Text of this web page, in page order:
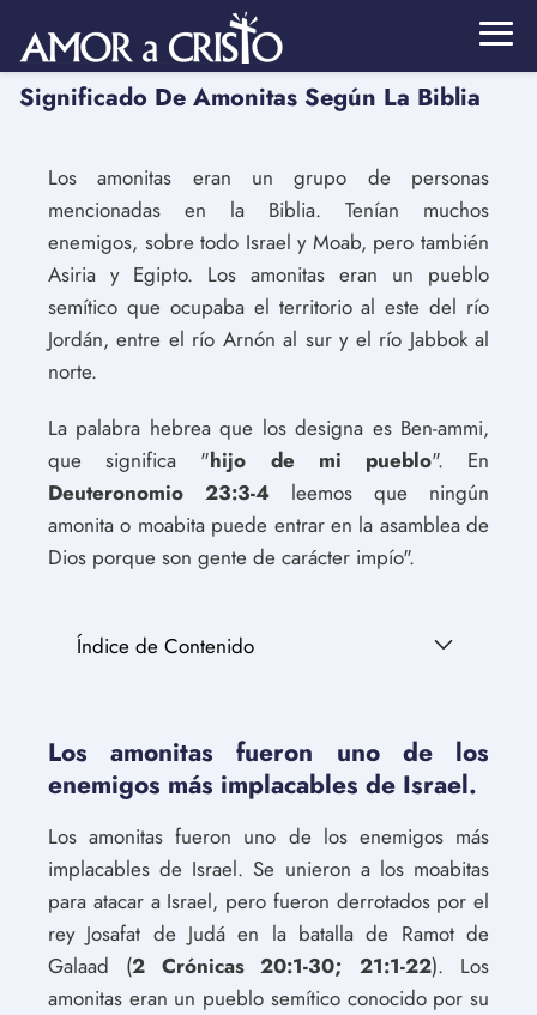
Significado De Amonitas Según La Biblia
Los amonitas eran un grupo de personas
mencionadas en la Biblia. Tenían muchos
enemigos, sobre todo Israel y Moab, pero también
Asiria y Egipto. Los amonitas eran un pueblo
semítico que ocupaba el territorio al este del río
Jordán, entre el río Arnón al sur y el río Jabbok al
norte.
La palabra hebrea que los designa es Ben-ammi,
que significa "hijo de mi pueblo". En
Deuteronomio 23:3-4 leemos que ningún
amonita o moabita puede entrar en la asamblea de
Dios porque son gente de carácter impío".
Índice de Contenido
Los amonitas fueron uno de los
enemigos más implacables de Israel.
Los amonitas fueron uno de los enemigos más
implacables de Israel. Se unieron a los moabitas
para atacar a Israel, pero fueron derrotados por el
rey Josafat de Judá en la batalla de Ramot de
Galaad (2 Crónicas 20:1-30; 21:1-22). Los
amonitas eran un pueblo semítico conocido por su